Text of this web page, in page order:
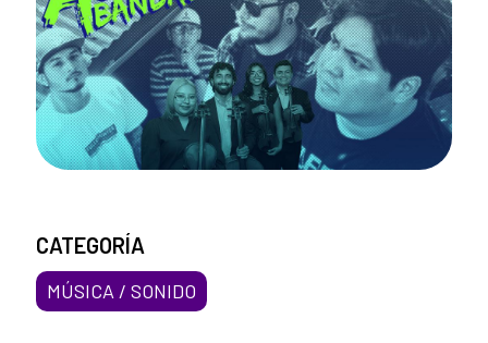
CATEGORÍA
MÚSICA / SONIDO